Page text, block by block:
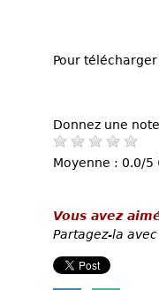
Pour
Donnez une
Moyenne : 0.0/5
Vous avez
Partagez-la